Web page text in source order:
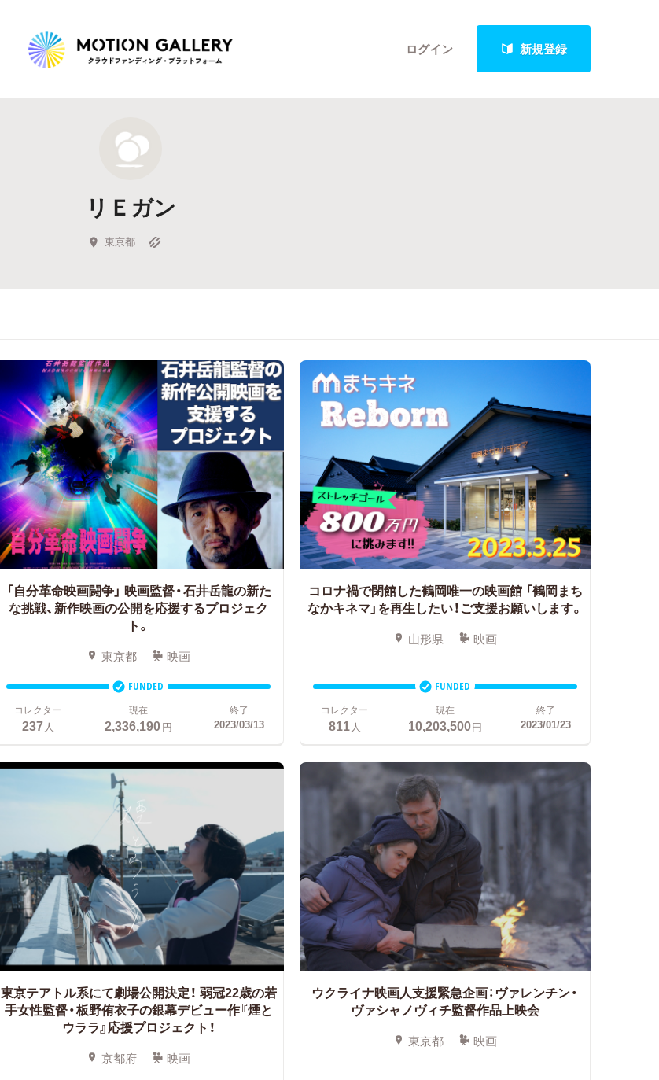
ログイン 新規登録
新着プロジェクト
Feature
キュレーターから探す
リＥガン
東京都
「自分革命映画闘争」 映画監督・石井岳龍の新た
な挑戦、新作映画の公開を応援するプロジェク
ト。
東京都 映画
FUNDED
コレクター
237人
現在
2,336,190円
終了
2023/03/13
コロナ禍で閉館した鶴岡唯一の映画館「鶴岡まち
なかキネマ」を再生したい！ご支援お願いします。
山形県 映画
FUNDED
コレクター
811人
現在
10,203,500円
終了
2023/01/23
東京テアトル系にて劇場公開決定！ 弱冠22歳の若
手女性監督・板野侑衣子の銀幕デビュー作『煙と
ウララ』応援プロジェクト！
京都府 映画
ウクライナ映画人支援緊急企画：ヴァレンチン・
ヴァシャノヴィチ監督作品上映会
東京都 映画